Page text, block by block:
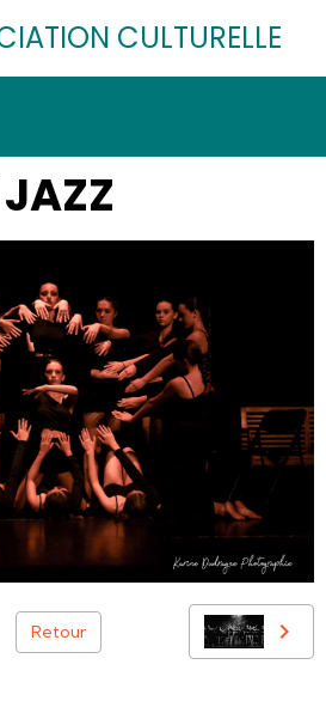
CULTURELLE
Retour